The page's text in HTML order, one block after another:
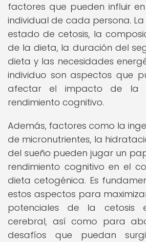
factores que pueden influir
individual de cada persona.
estado de cetosis, la
de la dieta, la duración del
dieta y las necesidades
individuo son aspectos que
afectar el impacto de la
rendimiento cognitivo.
Además, factores como la
de micronutrientes, la
del sueño pueden jugar un
rendimiento cognitivo en el
dieta cetogénica. Es
estos aspectos para
potenciales de la cetosis
cerebral, así como para
desafíos que puedan